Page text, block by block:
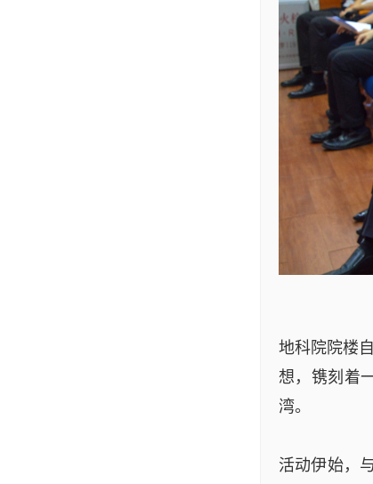
地科院院楼
想，镌刻着
湾。
活动伊始，